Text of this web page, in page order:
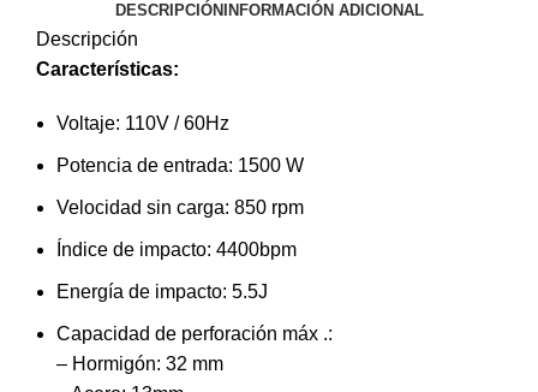
DESCRIPCIÓN INFORMACIÓN ADICIONAL
Descripción
Características:
Voltaje: 110V / 60Hz
Potencia de entrada: 1500 W
Velocidad sin carga: 850 rpm
Índice de impacto: 4400bpm
Energía de impacto: 5.5J
Capacidad de perforación máx .:
– Hormigón: 32 mm